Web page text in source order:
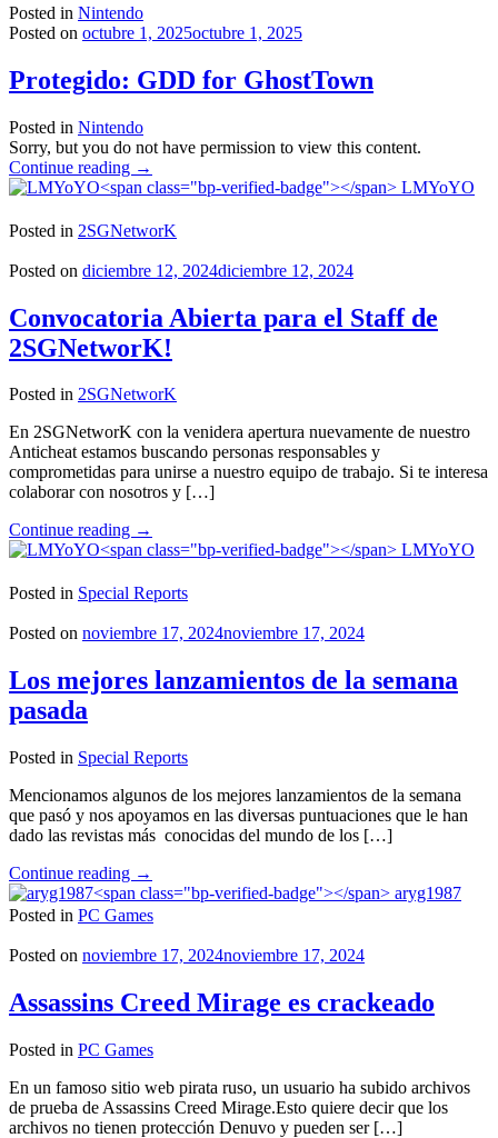
Posted in Nintendo
Posted on octubre 1, 2025octubre 1, 2025
Protegido: GDD for GhostTown
Posted in Nintendo
Sorry, but you do not have permission to view this content.
Continue reading "Protegido:
GDD
GhostTown"
→
LMYoYO
Posted in 2SGNetworK
Posted on diciembre 12, 2024diciembre 12, 2024
Convocatoria Abierta para el Staff de
2SGNetworK!
Posted in 2SGNetworK
En 2SGNetworK con la venidera apertura nuevamente de nuestro
Anticheat estamos buscando personas responsables y
comprometidas para unirse a nuestro equipo de trabajo. Si te interesa
colaborar con nosotros y […]
Continue reading "Convocatoria
Abierta
el
Staff
de
→
LMYoYO
Posted in Special Reports
Posted on noviembre 17, 2024noviembre 17, 2024
Los mejores lanzamientos de la semana
pasada
Posted in Special Reports
Mencionamos algunos de los mejores lanzamientos de la semana
que pasó y nos apoyamos en las diversas puntuaciones que le han
dado las revistas más conocidas del mundo de los […]
Continue reading "Los
mejores
lanzamientos
la
pasada"
→
aryg1987
Posted in PC Games
Posted on noviembre 17, 2024noviembre 17, 2024
Assassins Creed Mirage es crackeado
Posted in PC Games
En un famoso sitio web pirata ruso, un usuario ha subido archivos
de prueba de Assassins Creed Mirage.Esto quiere decir que los
archivos no tienen protección Denuvo y pueden ser […]